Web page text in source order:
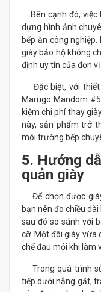
Bên cạnh đó, việc
dựng hình ảnh
bếp ăn công
giày bảo hộ không
định uy tín của đơn
Đặc biệt, với thiết
Marugo Mandom
kiệm chi phí thay
này, sản phẩm trở
môi trường bếp
5. Hướng
quản giày
Để chọn được
bạn nên đo chiều
sau đó so sánh với
cỡ. Một đôi giày vừa
chế đau mỏi khi làm
Trong quá trình
tiếp dưới nắng gắt,